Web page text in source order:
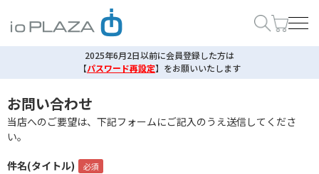
2025年6月2日以前に会員登録した方は
【パスワード再設定】 をお願いいたします
お問い合わせ
当店へのご要望は、下記フォームにご記入のうえ送信してくださ
い。
件名(タイトル)